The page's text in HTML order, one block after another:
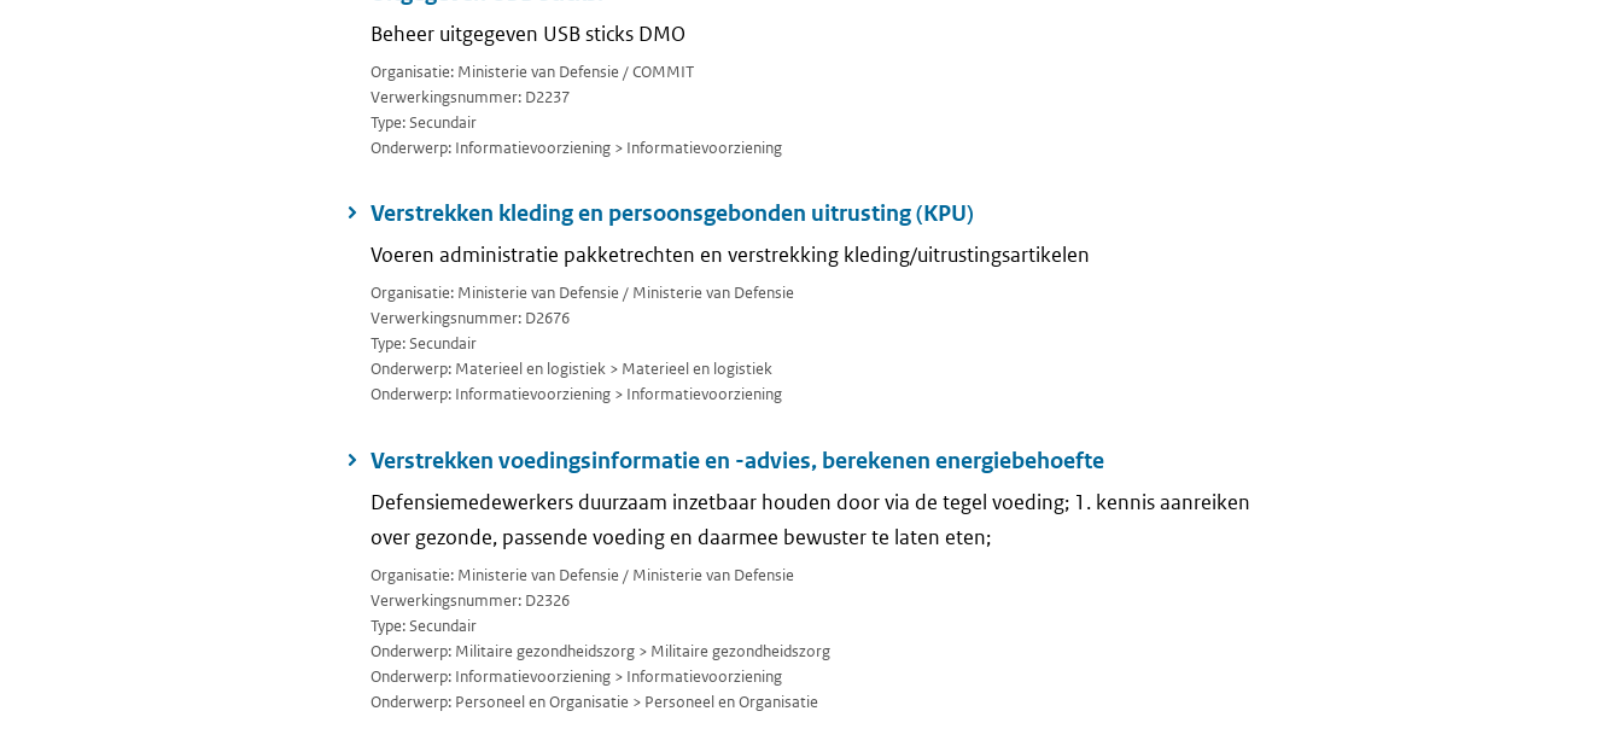
Beheer uitgegeven USB sticks DMO
Organisatie: Ministerie van Defensie / COMMIT
Verwerkingsnummer: D2237
Type: Secundair
Onderwerp: Informatievoorziening > Informatievoorziening
Verstrekken kleding en persoonsgebonden uitrusting (KPU)
Voeren administratie pakketrechten en verstrekking kleding/uitrustingsartikelen
Organisatie: Ministerie van Defensie / Ministerie van Defensie
Verwerkingsnummer: D2676
Type: Secundair
Onderwerp: Materieel en logistiek > Materieel en logistiek
Onderwerp: Informatievoorziening > Informatievoorziening
Verstrekken voedingsinformatie en -advies, berekenen energiebehoefte
Defensiemedewerkers duurzaam inzetbaar houden door via de tegel voeding; 1. kennis aanreiken
over gezonde, passende voeding en daarmee bewuster te laten eten;
Organisatie: Ministerie van Defensie / Ministerie van Defensie
Verwerkingsnummer: D2326
Type: Secundair
Onderwerp: Militaire gezondheidszorg > Militaire gezondheidszorg
Onderwerp: Informatievoorziening > Informatievoorziening
Onderwerp: Personeel en Organisatie > Personeel en Organisatie